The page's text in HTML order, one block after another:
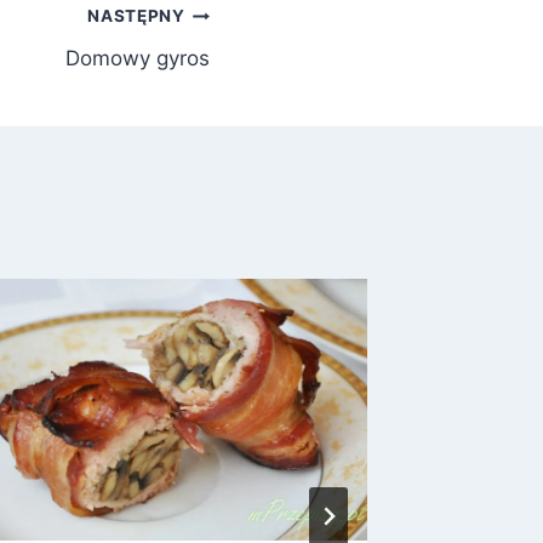
NASTĘPNY
Domowy gyros